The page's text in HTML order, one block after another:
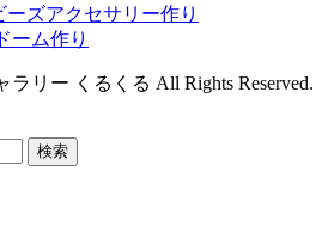
ーズアクセサリー作り
ーム作り
リー くるくる All Rights Reserved.